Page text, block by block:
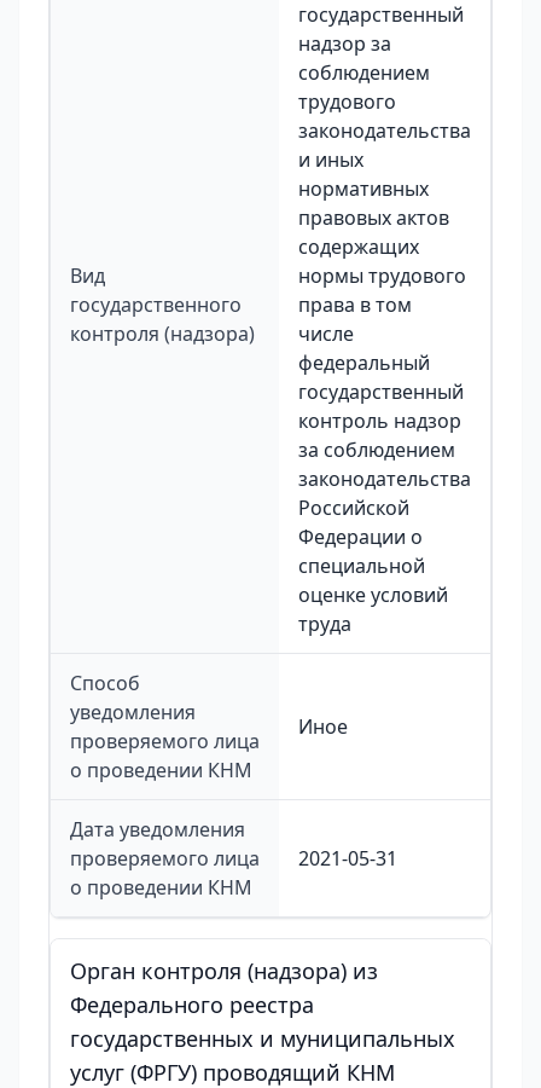
Вид
государственного
контроля (надзора)
государственный
надзор за
соблюдением
трудового
законодательства
и иных
нормативных
правовых актов
содержащих
нормы трудового
права в том
числе
федеральный
государственный
контроль надзор
за соблюдением
законодательства
Российской
Федерации о
специальной
оценке условий
труда
Способ
уведомления
проверяемого лица
о проведении КНМ
Иное
Дата уведомления
проверяемого лица
о проведении КНМ
2021-05-31
Орган контроля (надзора) из
Федерального реестра
государственных и муниципальных
услуг (ФРГУ) проводящий КНМ